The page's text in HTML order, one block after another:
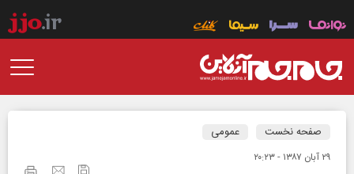
صفحه نخست عمومی
۲۹ آبان ۱۳۸۷ - ۲۰:۲۳